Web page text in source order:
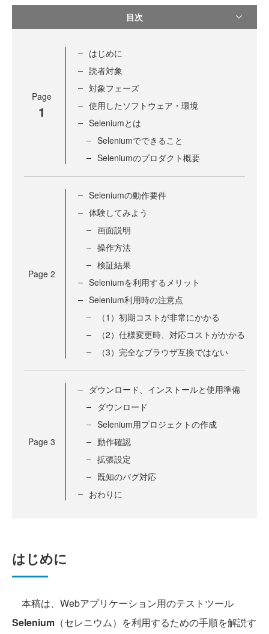
目次
Page
1
はじめに
読者対象
対象フェーズ
使用したソフトウェア・環境
Seleniumとは
Seleniumでできること
Seleniumのプロダクト概要
Page 2
Seleniumの動作要件
体験してみよう
画面説明
操作方法
検証結果
Seleniumを利用するメリット
Selenium利用時の注意点
（1）初期コストが非常にかかる
（2）仕様変更時、対応コストがかかる
（3）完全なブラウザ互換ではない
Page 3
ダウンロード、インストールと使用準備
ダウンロード
Selenium用プロジェクトの作成
動作確認
拡張設定
既知のバグ対応
おわりに
はじめに
本稿は、Webアプリケーション用のテストツール
Selenium （セレニウム）を利用するための手順を解説す